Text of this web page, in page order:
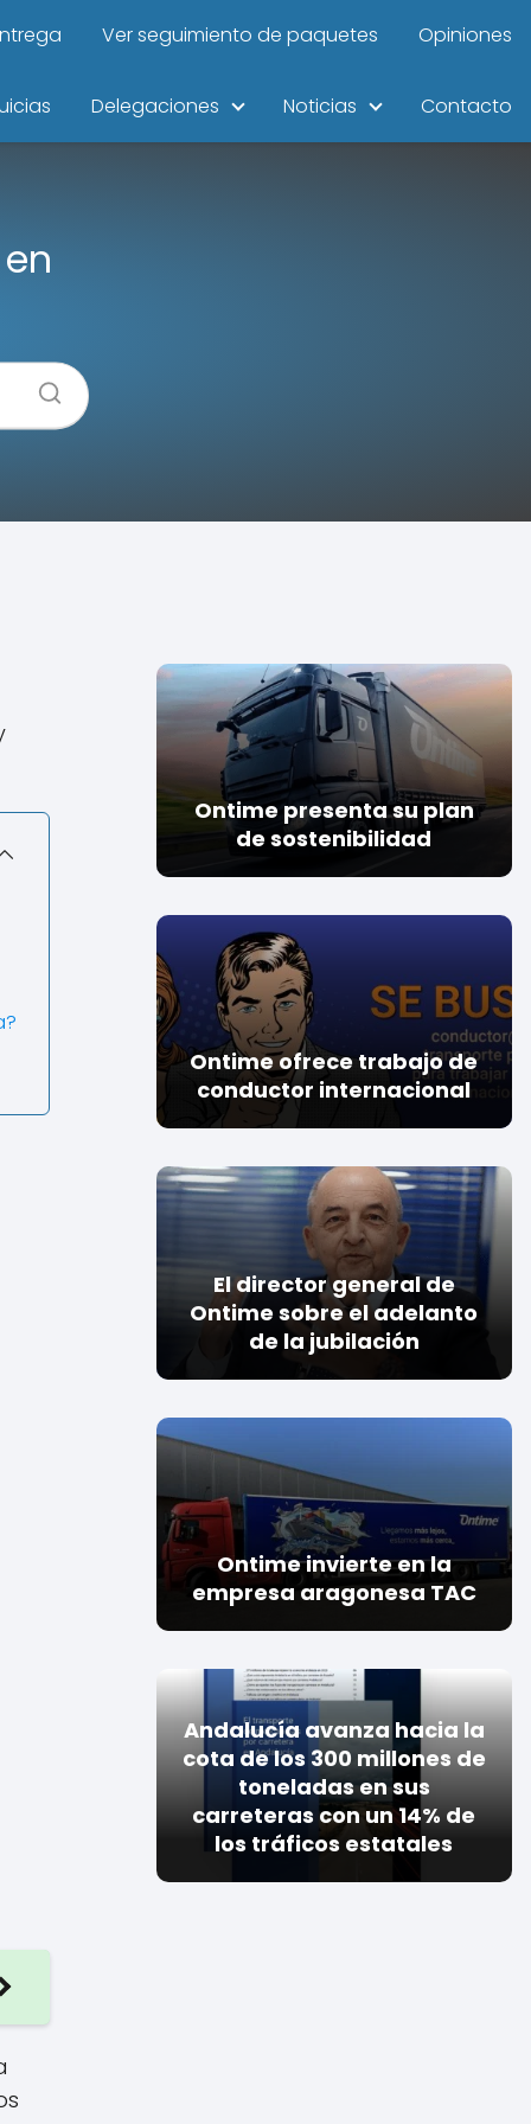
Ver seguimiento de paquetes Opiniones
Delegaciones Noticias Contacto
Ontime presenta su plan
de sostenibilidad
Ontime ofrece trabajo de
conductor internacional
El director general de
Ontime sobre el adelanto
de la jubilación
Ontime invierte en la
empresa aragonesa TAC
Andalucía avanza hacia la
cota de los 300 millones de
toneladas en sus
carreteras con un 14% de
los tráficos estatales